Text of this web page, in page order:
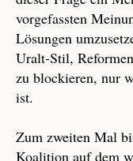
vorgefassten
Lösungen
Uralt-Stil,
zu blockieren, nur
ist.
Zum zweiten Mal
Koalition auf dem